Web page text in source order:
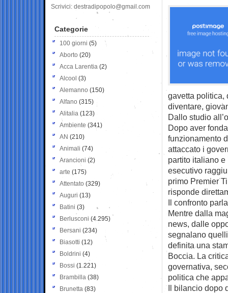
gavetta politica,
diventare,
Dallo studio
Dopo aver
funzionamento
attaccato i
partito italiano
esecutivo
primo Premier
risponde
Il confronto
Mentre dalla
news, dalle
segnalano
definita una
Boccia. La
governativa,
politica che
Il bilancio dopo
Scrivici: destradipopolo@gmail.com
Categorie
100 giorni (5)
Aborto (20)
Acca Larentia (2)
Alcool (3)
Alemanno (150)
Alfano (315)
Alitalia (123)
Ambiente (341)
AN (210)
Animali (74)
Arancioni (2)
arte (175)
Attentato (329)
Auguri (13)
Batini (3)
Berlusconi (4.295)
Bersani (234)
Biasotti (12)
Boldrini (4)
Bossi (1.221)
Brambilla (38)
Brunetta (83)